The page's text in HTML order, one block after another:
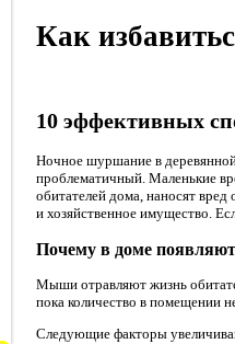
Как
10 эффективных
Ночное шуршание в
проблематичный. Маленькие
обитателей дома, наносят
и хозяйственное имущество.
Почему в доме
Мыши отравляют жизнь
пока количество в помещении
Следующие факторы